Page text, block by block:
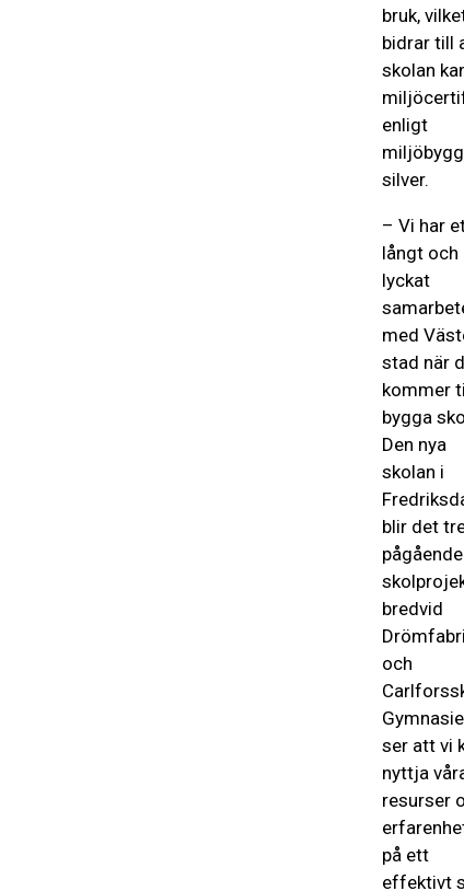
bruk,
bidrar till
skolan
enligt
silver.
­– Vi har
långt och
lyckat
med
stad när
kommer
bygga
Den nya
skolan i
blir det
pågående
bredvid
och
ser att vi
nyttja
resurser
på ett
effektivt